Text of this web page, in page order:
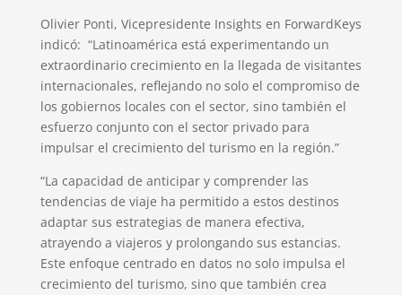
Olivier Ponti, Vicepresidente Insights en ForwardKeys
indicó: “Latinoamérica está experimentando un
extraordinario crecimiento en la llegada de visitantes
internacionales, reflejando no solo el compromiso de
los gobiernos locales con el sector, sino también el
esfuerzo conjunto con el sector privado para
impulsar el crecimiento del turismo en la región.”
“La capacidad de anticipar y comprender las
tendencias de viaje ha permitido a estos destinos
adaptar sus estrategias de manera efectiva,
atrayendo a viajeros y prolongando sus estancias.
Este enfoque centrado en datos no solo impulsa el
crecimiento del turismo, sino que también crea